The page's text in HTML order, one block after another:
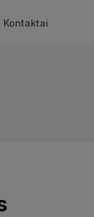
Kontaktai